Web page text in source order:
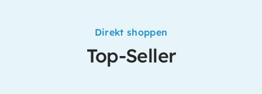
Direkt shoppen
Top-Seller